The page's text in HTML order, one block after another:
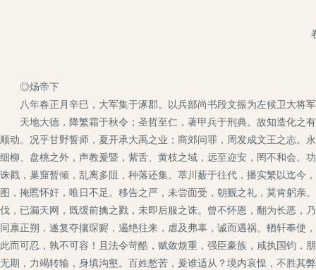
◎炀帝下
八年春正月辛巳，大军集于涿郡。以兵部尚书段文振为左候卫大将
天地大德，降繁霜于秋令；圣哲至仁，著甲兵于刑典。故知造化之
顺动。况乎甘野誓师，夏开承大禹之业；商郊问罪，周发成文王之志
细柳、盘桃之外，声教爰暨，紫舌、黄枝之域，远至迩安，罔不和会。
诛戳，巢窟暂倾，乱离多阻，种落还集。萃川薮于往代，播实繁以迄今
图，掩慝怀奸，唯日不足。移告之严，未尝面受，朝觐之礼，莫肯躬
伐，已漏天网，既缓前擒之戮，未即后服之诛。曾不怀恩，翻为长恶，
同禀正朔，遂复夺攘琛赆，遏绝往来，虐及弗辜，诚而遇祸。輶轩奉
此而可忍，孰不可容！且法令苛酷，赋敛烦重，强臣豪族，咸执国钧
无期，力竭转输，身填沟壑。百姓愁苦，爰谁适从？境内哀惶，不胜其